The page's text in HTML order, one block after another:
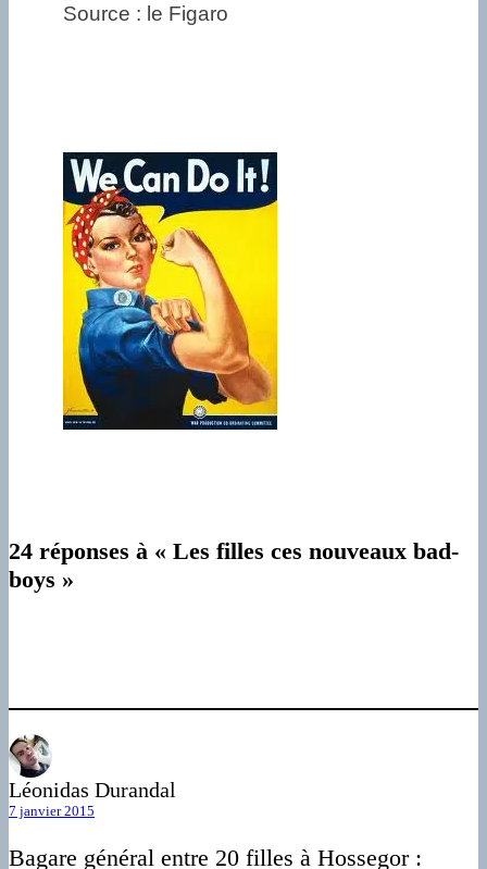
Source : le Figaro
24 réponses à « Les filles ces nouveaux bad-
boys »
Léonidas Durandal
7 janvier 2015
Bagare général entre 20 filles à Hossegor :